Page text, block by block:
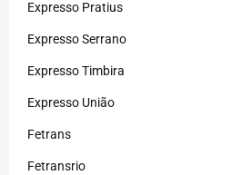
Expresso Pratius
Expresso Serrano
Expresso Timbira
Expresso União
Fetrans
Fetransrio